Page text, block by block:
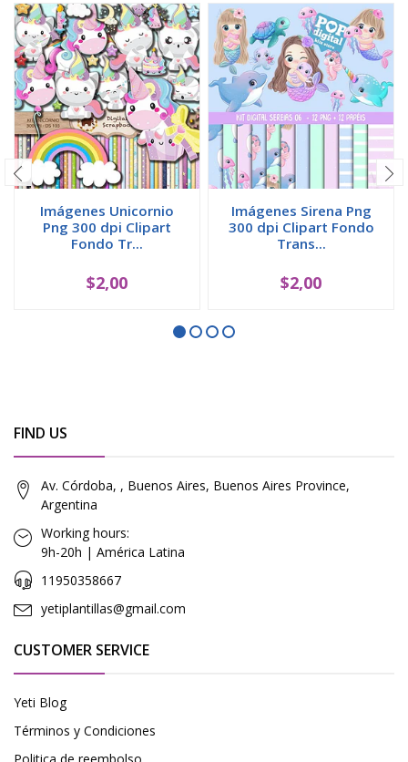
Imágenes Unicornio
Png 300 dpi Clipart
Fondo Tr...
$2,00
Imágenes Sirena Png
300 dpi Clipart Fondo
Trans...
$2,00
FIND US
Av. Córdoba, , Buenos Aires, Buenos Aires Province,
Argentina
Working hours:
9h-20h | América Latina
11950358667
yetiplantillas@gmail.com
CUSTOMER SERVICE
Yeti Blog
Términos y Condiciones
Politica de reembolso